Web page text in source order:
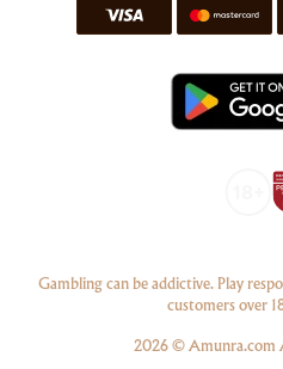
Gambling can be addictive. Play
customers over
2026 © Amunra.com